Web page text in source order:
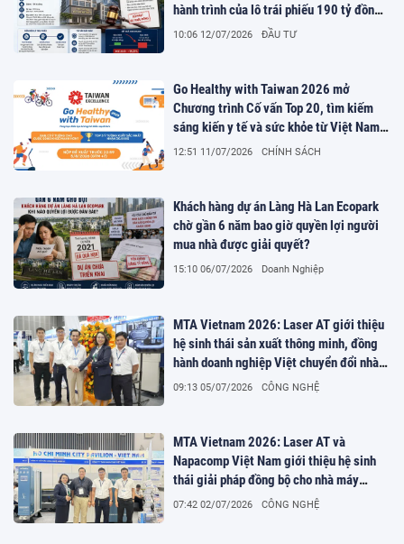
hành trình của lô trái phiếu 190 tỷ đồng
đầu tư dự án NO7 Giang Biên, Hà Nội
10:06 12/07/2026 ĐẦU TƯ
Go Healthy with Taiwan 2026 mở
Chương trình Cố vấn Top 20, tìm kiếm
sáng kiến y tế và sức khỏe từ Việt Nam
và toàn cầu
12:51 11/07/2026 CHÍNH SÁCH
Khách hàng dự án Làng Hà Lan Ecopark
chờ gần 6 năm bao giờ quyền lợi người
mua nhà được giải quyết?
15:10 06/07/2026 Doanh Nghiệp
MTA Vietnam 2026: Laser AT giới thiệu
hệ sinh thái sản xuất thông minh, đồng
hành doanh nghiệp Việt chuyển đổi nhà
máy số
09:13 05/07/2026 CÔNG NGHỆ
MTA Vietnam 2026: Laser AT và
Napacomp Việt Nam giới thiệu hệ sinh
thái giải pháp đồng bộ cho nhà máy
thông minh tại TP.HCM
07:42 02/07/2026 CÔNG NGHỆ